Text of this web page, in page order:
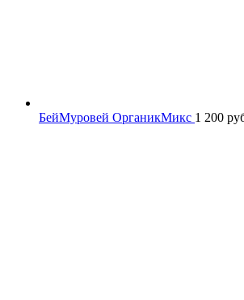
БейМуровей ОрганикМикс 1 200